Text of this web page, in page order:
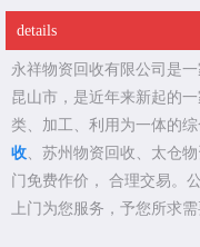
details
永祥物资回收有限公司是
昆山市，是近年来新起的
类、加工、利用为一体的
收 、苏州物资回收、太仓
门免费作价， 合理交易。
上门为您服务，予您所求